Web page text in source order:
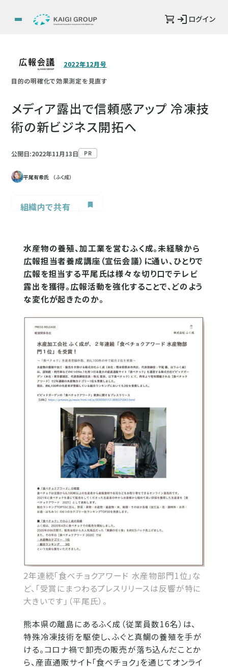
ログイン
2022年12月号
目的の明確化で効果測定を見直す
メディア露出で信頼感アップ 冷凍技
術の新ビジネス開拓へ
公開日:2022年11月13日 PR
平尾有希氏 （ふく成）
組織内で共有
水産物の養殖、加工業を営むふく成。未経験から
広報担当者養成講座（宣伝会議）に通い、ひとりで
広報を担当する平尾氏は様々な切り口でテレビ
露出を獲得。広報活動を強化することで、どのよう
な変化が起きたのか。
2年連続「食べチョクアワード 水産物部門1位」な
ど、「受賞にまつわるプレスリリースは反響が特に
大きいです」（平尾氏）。
熊本県の離島にあるふく成（従業員数16名）は、
特殊冷凍技術を駆使し、ふぐと真鯛の養殖を手が
ける。コロナ禍で卸売の販売が落ち込んだことか
ら、産直通販サイト「食べチョク」を通じてオンライ